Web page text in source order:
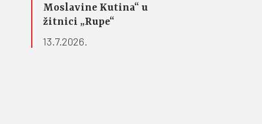
Moslavine Kutina“ u
žitnici „Rupe“
13.7.2026.